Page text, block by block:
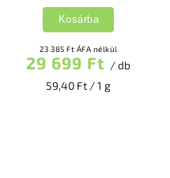
23 385 Ft ÁFA nélkül
29 699 Ft / db
59,40 Ft / 1 g
Kosárba